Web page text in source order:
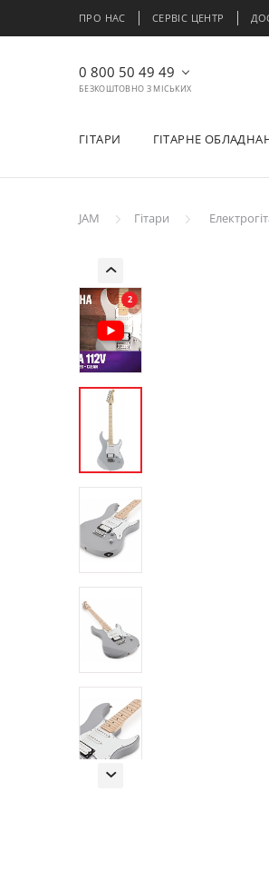
ПРО НАС СЕРВІС ЦЕНТР
0 800 50 49 49
БЕЗКОШТОВНО З МІСЬКИХ
ГІТАРИ ГІТАРНЕ
JAM Гітари
2